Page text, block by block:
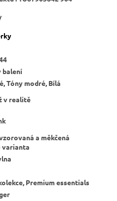
balení
Tóny modré, Bílá
v realitě
a měkčená
varianta
Premium essentials